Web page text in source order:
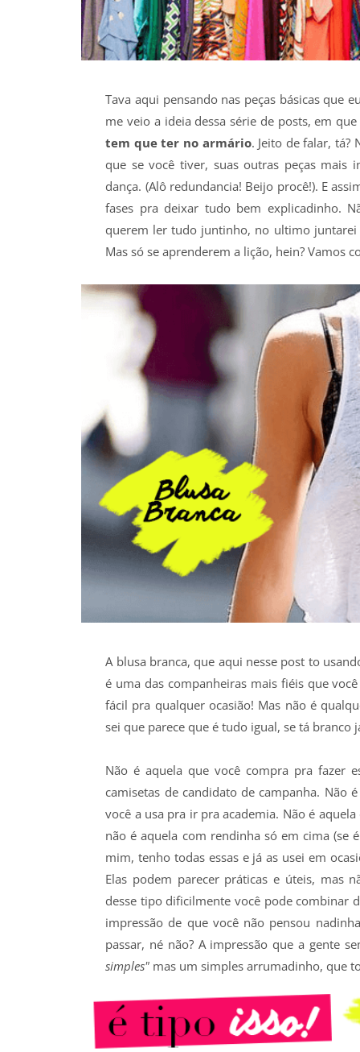
Tava aqui pensando nas peças básicas que
me veio a ideia dessa série de posts, em
tem que ter no armário. Jeito de falar, tá?
que se você tiver, suas outras peças mais
dança. (Alô redundancia! Beijo procê!). E
fases pra deixar tudo bem explicadinho.
querem ler tudo juntinho, no ultimo juntarei
Mas só se aprenderem a lição, hein? Vamos
A blusa branca, que aqui nesse post to
é uma das companheiras mais fiéis que
fácil pra qualquer ocasião! Mas não é
sei que parece que é tudo igual, se tá
Não é aquela que você compra pra fazer
camisetas de candidato de campanha. Não
você a usa pra ir pra academia. Não é
não é aquela com rendinha só em cima (se
mim, tenho todas essas e já as usei em
Elas podem parecer práticas e úteis, mas
desse tipo dificilmente você pode combinar
impressão de que você não pensou
passar, né não? A impressão que a gente
simples" mas um simples arrumadinho, que